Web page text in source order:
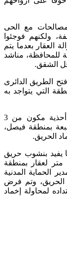
مصالحات مع الحى
ولكنهم فوجئوا
العقار بعدما يتم
للمحافظة، مناشد
الشقق.
الطريق الدائرى
التي يتواجد به
وكان حريق هائل اندلع داخل مصنع ومخزن أحذية مكون من 3
بمنطقة فيصل،
الحريق.
يفيد بنشوب حريق
داخل ومصنع مخزن أحذية على مساحة 1000 متر لعقار بمنطقة
الحماية المدنية
الحريق، وتم فرض
لمحاولة إخماد